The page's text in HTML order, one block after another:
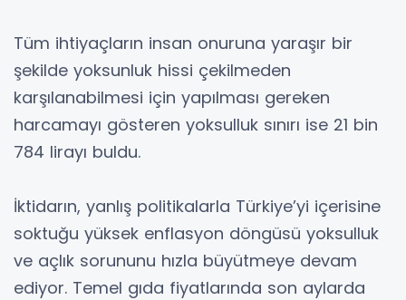
Tüm ihtiyaçların insan onuruna yaraşır bir
şekilde yoksunluk hissi çekilmeden
karşılanabilmesi için yapılması gereken
harcamayı gösteren yoksulluk sınırı ise 21 bin
784 lirayı buldu.
İktidarın, yanlış politikalarla Türkiye’yi içerisine
soktuğu yüksek enflasyon döngüsü yoksulluk
ve açlık sorununu hızla büyütmeye devam
ediyor. Temel gıda fiyatlarında son aylarda